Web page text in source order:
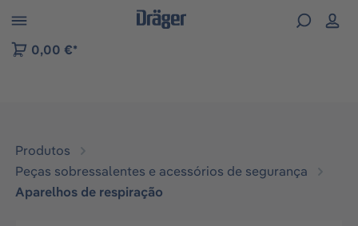
to B2B platform navigation
0,00 €*
Produtos
Peças sobressalentes e acessórios de segurança
Aparelhos de respiração